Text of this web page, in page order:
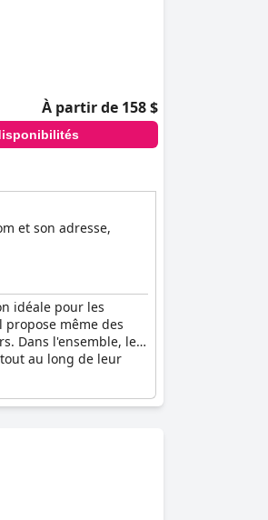
À partir de 158 $
et son adresse,
idéale pour les
même des
Dans l'ensemble, les
au long de leur